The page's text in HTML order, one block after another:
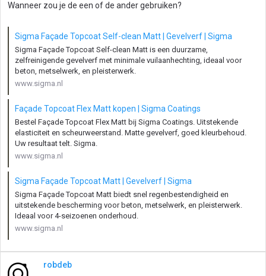
Wanneer zou je de een of de ander gebruiken?
Sigma Façade Topcoat Self-clean Matt | Gevelverf | Sigma
Sigma Façade Topcoat Self-clean Matt is een duurzame,
zelfreinigende gevelverf met minimale vuilaanhechting, ideaal voor
beton, metselwerk, en pleisterwerk.
www.sigma.nl
Façade Topcoat Flex Matt kopen | Sigma Coatings
Bestel Façade Topcoat Flex Matt bij Sigma Coatings. Uitstekende
elasticiteit en scheurweerstand. Matte gevelverf, goed kleurbehoud.
Uw resultaat telt. Sigma.
www.sigma.nl
Sigma Façade Topcoat Matt | Gevelverf | Sigma
Sigma Façade Topcoat Matt biedt snel regenbestendigheid en
uitstekende bescherming voor beton, metselwerk, en pleisterwerk.
Ideaal voor 4-seizoenen onderhoud.
www.sigma.nl
robdeb